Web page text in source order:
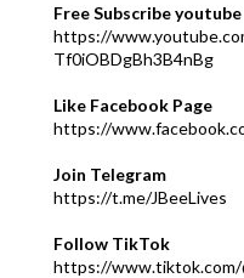
Free Subscribe youtube
https://
Tf0iOBDgBh3B4nBg
Like Facebook Page
https://
Join Telegram
https://t.me/JBeeLives
Follow TikTok
https://www.tiktok.com/